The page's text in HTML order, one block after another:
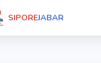
SIPOREJABAR